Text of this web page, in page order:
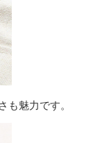
も魅力です。